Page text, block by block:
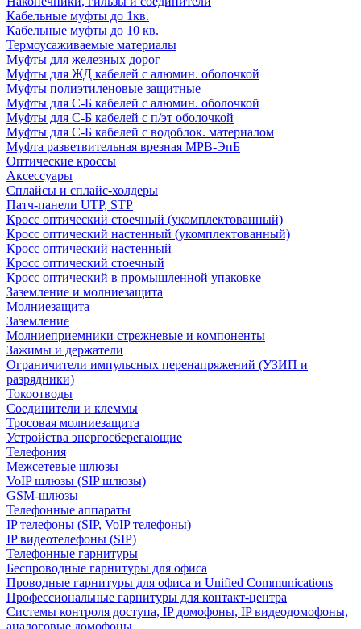
Кабельные муфты до 1кв.
Кабельные муфты до 10 кв.
Термоусаживаемые материалы
Муфты для железных дорог
Муфты для ЖД кабелей с алюмин. оболочкой
Муфты полиэтиленовые защитные
Муфты для С-Б кабелей с алюмин. оболочкой
Муфты для С-Б кабелей с п/эт оболочкой
Муфты для С-Б кабелей с водоблок. материалом
Муфта разветвительная врезная МРВ-ЭпБ
Оптические кроссы
Аксессуары
Сплайсы и сплайс-холдеры
Патч-панели UTP, STP
Кросс оптический стоечный (укомплектованный)
Кросс оптический настенный (укомплектованный)
Кросс оптический настенный
Кросс оптический стоечный
Кросс оптический в промышленной упаковке
Заземление и молниезащита
Молниезащита
Заземление
Молниеприемники стрежневые и компоненты
Зажимы и держатели
Ограничители импульсных перенапряжений (УЗИП и
разрядники)
Токоотводы
Соединители и клеммы
Тросовая молниезащита
Устройства энергосберегающие
Телефония
Межсетевые шлюзы
VoIP шлюзы (SIP шлюзы)
GSM-шлюзы
Телефонные аппараты
IP телефоны (SIP, VoIP телефоны)
IP видеотелефоны (SIP)
Телефонные гарнитуры
Беспроводные гарнитуры для офиса
Проводные гарнитуры для офиса и Unified Communications
Профессиональные гарнитуры для контакт-центра
Системы контроля доступа, IP домофоны, IP видеодомофоны,
аналоговые домофоны